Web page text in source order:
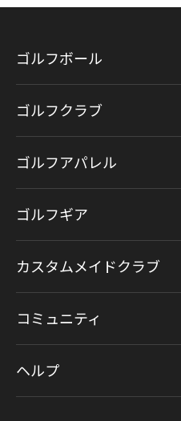
ゴルフボール
ゴルフクラブ
ゴルフアパレル
ゴルフギア
カスタムメイドクラブ
コミュニティ
ヘルプ